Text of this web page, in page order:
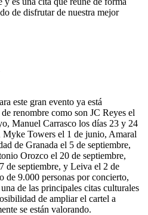
de disfrutar de nuestra mejor
este gran evento ya está
renombre como son JC Reyes el
Manuel Carrasco los días 23 y 24
Myke Towers el 1 de junio, Amaral
de Granada el 5 de septiembre,
Orozco el 20 de septiembre,
de septiembre, y Leiva el 2 de
de 9.000 personas por concierto,
de las principales citas culturales
de ampliar el cartel a
se están valorando.